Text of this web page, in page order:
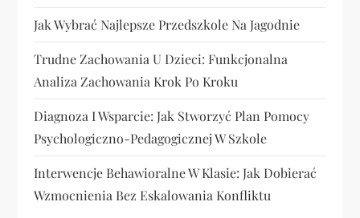
Jak Wybrać Najlepsze Przedszkole Na Jagodnie
Trudne Zachowania U Dzieci: Funkcjonalna
Analiza Zachowania Krok Po Kroku
Diagnoza I Wsparcie: Jak Stworzyć Plan Pomocy
Psychologiczno-Pedagogicznej W Szkole
Interwencje Behawioralne W Klasie: Jak Dobierać
Wzmocnienia Bez Eskalowania Konfliktu